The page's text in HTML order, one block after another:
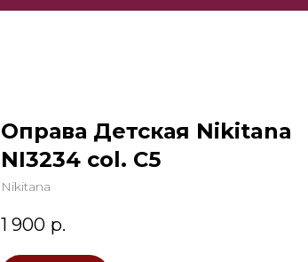
Оправа Детская Nikitana
NI3234 col. C5
Nikitana
1 900 р.